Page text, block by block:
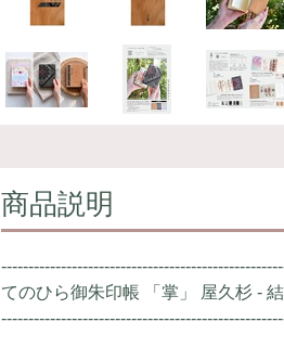
商品説明
てのひら御朱印帳 「掌」 屋久杉 -